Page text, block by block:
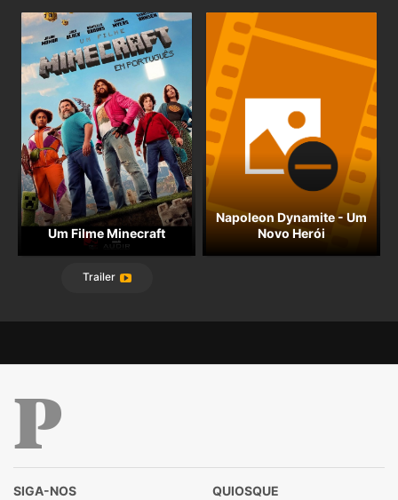
Um Filme Minecraft
Trailer
Napoleon Dynamite - Um
Novo Herói
SIGA-NOS
QUIOSQUE